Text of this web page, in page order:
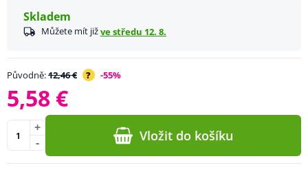
Skladem
Můžete mít jižve středu 12. 8.
Původně:12,46 € ? -55%
5,58 €
-
+ Vložit do košíku